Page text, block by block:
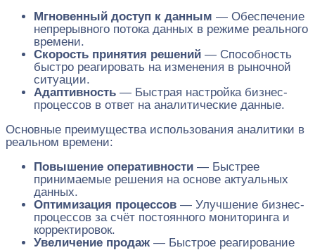
Мгновенный доступ к данным — Обеспечение
непрерывного потока данных в режиме реального
времени.
Скорость принятия решений — Способность
быстро реагировать на изменения в рыночной
ситуации.
Адаптивность — Быстрая настройка бизнес-
процессов в ответ на аналитические данные.
Основные преимущества использования аналитики в
реальном времени:
Повышение оперативности — Быстрее
принимаемые решения на основе актуальных
данных.
Оптимизация процессов — Улучшение бизнес-
процессов за счёт постоянного мониторинга и
корректировок.
Увеличение продаж — Быстрое реагирование